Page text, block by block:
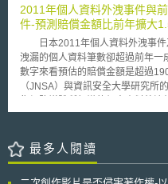
鍵能力產業領域包括：能源、醫療
人、人工智慧、半導體、造船、水
動」者，必須在展開活動前至少
知審查，若確定所涵蓋的活動對國
可以實施緩解措施，或建議總統採
國兩黨期待各方利益相關者能以
並滿足各方需求，使美國與盟友國
可預見的未來成為國際間討論的重
由學名藥延伸至新藥技術能量，實
藥，未來由業界承接後是否可能受到此一機
程序與專利有效性相互扣合機制一
linkage），「專利連結」亦有稱
（generic drug）的上市審查程序
originator reference product）的
連結的重要性，在美國以外，已有
之連結關係，例如：加拿大、新
予以專利連結之目的，係為透過機
2011年個人資料外洩事件與
件-預測賠償金額比前年擴大
日本2011年個人資料外洩事件
洩漏的個人資料筆數卻超過前年
數字來看預估的賠償金額是超過1900億日幣。 日
（JNSA）與資訊安全大學研究所
論。 新力集團旗下的海外公司雖然發生合計超過1億筆的大規模個人資
範圍，因此從今年的調查對象裡排除。 在2011年發生的資料外
有1551件，比起前年的1679件減
最多人閱讀